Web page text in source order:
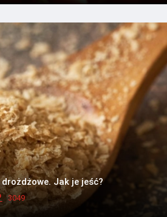
Jak je jeść?
3049